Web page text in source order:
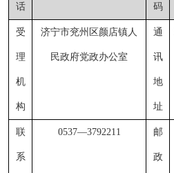
话 码
受
理
机
构
济宁市兖州区颜店镇人
民政府党政办公室
通
讯
地
址
联
系
0537—3792211 邮
政